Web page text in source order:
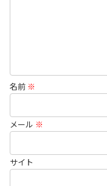
名前 ※
メール ※
サイト